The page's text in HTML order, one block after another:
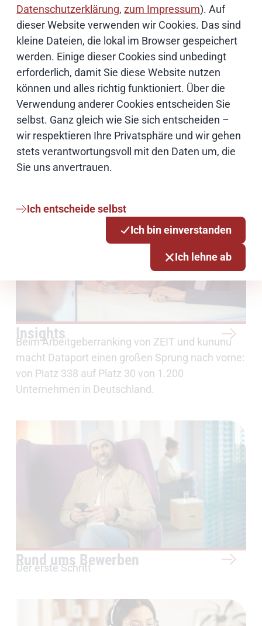
Datenschutzerklärung,zum Impressum). Auf
dieser Website verwenden wir Cookies. Das sind
kleine Dateien, die lokal im Browser gespeichert
werden. Einige dieser Cookies sind unbedingt
erforderlich, damit Sie diese Website nutzen
können und alles richtig funktioniert. Über die
Verwendung anderer Cookies entscheiden Sie
selbst. Ganz gleich wie Sie sich entscheiden –
wir respektieren Ihre Privatsphäre und wir gehen
stets verantwortungsvoll mit den Daten um, die
Sie uns anvertrauen.
Ich entscheide selbst
Ich bin einverstanden
Ich lehne ab
Arbeiten bei Dataport
Arbeiten bei Dataport heißt Mitmachen und
Gestalten.
Insights
Beim Arbeitgeberranking von ZEIT und kununu
macht Dataport einen großen Sprung nach vorne:
von Platz 338 auf Platz 30 von 1.200
Unternehmen in Deutschland.
Rund ums Bewerben
Der erste Schritt